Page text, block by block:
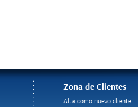
Zona de Clientes
Alta como nuevo cliente